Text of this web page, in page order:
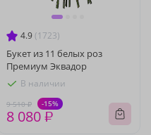
4.9 (1723)
Букет из 11 белых роз
Премиум Эквадор
В наличии
9 510 ₽ -15%
8 080 ₽